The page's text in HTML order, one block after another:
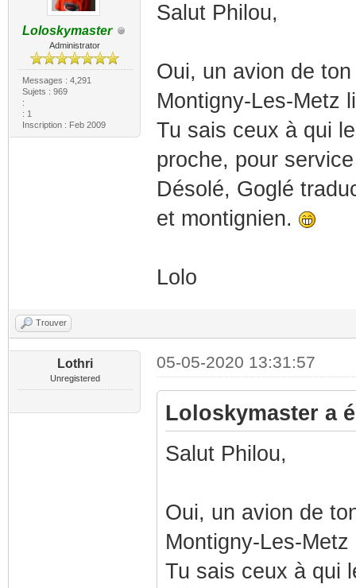
Loloskymaster
Administrator
Messages : 4,291
Sujets : 969
:
: 1
Inscription : Feb 2009
Salut Philou,
Oui, un avion de
Montigny-Les-Metz
Tu sais ceux à qui
proche, pour
Désolé, Goglé
et montignien.
Lolo
Trouver
Lothri
Unregistered
05-05-2020 13:31:57
Loloskymaster a
Salut Philou,
Oui, un avion de
Montigny-Les-
Tu sais ceux à qui